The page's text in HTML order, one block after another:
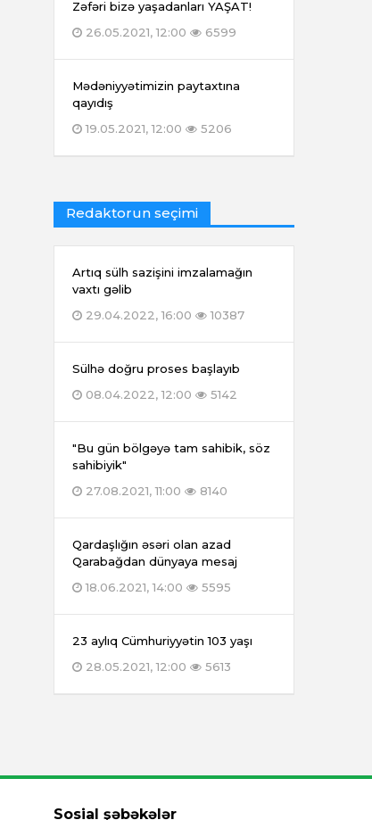
Zəfəri bizə yaşadanları YAŞAT!
26.05.2021, 12:00
6599
Mədəniyyətimizin paytaxtına
qayıdış
19.05.2021, 12:00
5206
Redaktorun seçimi
Artıq sülh sazişini imzalamağın
vaxtı gəlib
29.04.2022, 16:00
10387
Sülhə doğru proses başlayıb
08.04.2022, 12:00
5142
"Bu gün bölgəyə tam sahibik, söz
sahibiyik"
27.08.2021, 11:00
8140
Qardaşlığın əsəri olan azad
Qarabağdan dünyaya mesaj
18.06.2021, 14:00
5595
23 aylıq Cümhuriyyətin 103 yaşı
28.05.2021, 12:00
5613
Sosial şəbəkələr